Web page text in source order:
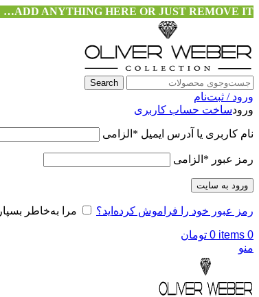
ADD ANYTHING HERE OR JUST REMOVE IT…
Search
ورود / ثبت‌نام
ورودساخت حساب کاربری
نام کاربری یا آدرس ایمیل * الزامی
رمز عبور * الزامی
ورود به سایت
رمز عبور خود را فراموش کرده‌اید؟ مرا به‌خاطر بسپار
0
items
0 تومان
منو